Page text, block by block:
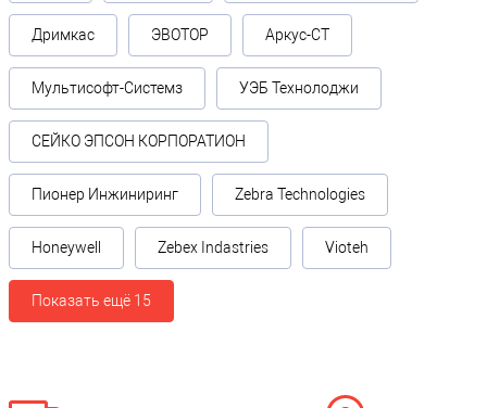
Дримкас ЭВОТОР Аркус-СТ
Мультисофт-Системз УЭБ Технолоджи
СЕЙКО ЭПСОН КОРПОРАТИОН
Пионер Инжиниринг Zebra Technologies
Honeywell Zebex Indastries Vioteh
Показать ещё 15